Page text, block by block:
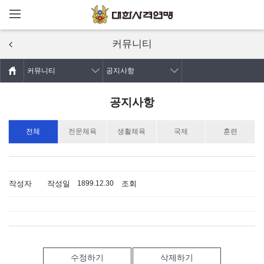
주요콘텐츠로
커뮤니티
커뮤니티 공지사항
공지사항
전체 전문체육 생활체육 국제 훈련
작성자 작성일 1899.12.30 조회
수정하기 삭제하기